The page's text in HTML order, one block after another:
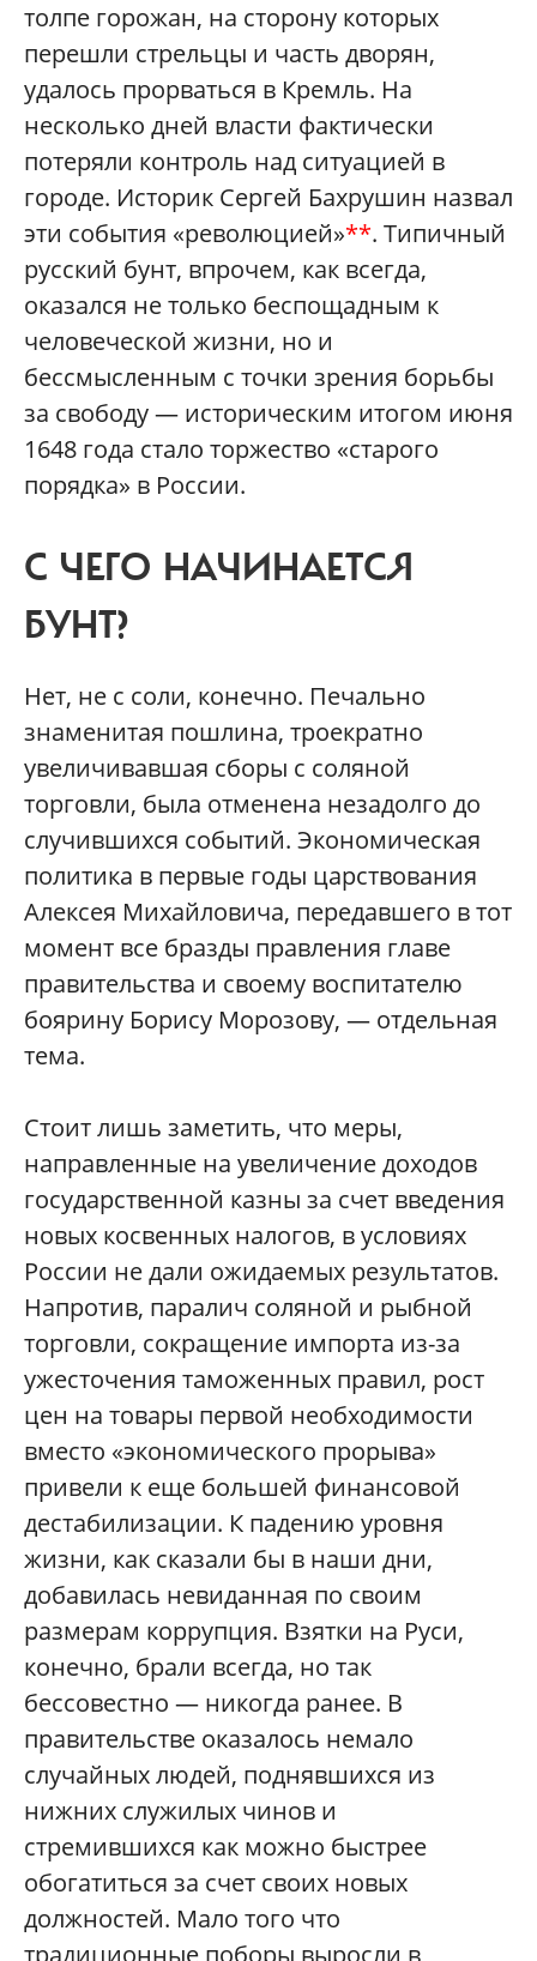
толпе горожан, на сторону которых
перешли стрельцы и часть дворян,
удалось прорваться в Кремль. На
несколько дней власти фактически
потеряли контроль над ситуацией в
городе. Историк Сергей Бахрушин назвал
эти события «революцией»**. Типичный
русский бунт, впрочем, как всегда,
оказался не только беспощадным к
человеческой жизни, но и
бессмысленным с точки зрения борьбы
за свободу — историческим итогом июня
1648 года стало торжество «старого
порядка» в России.
С ЧЕГО НАЧИНАЕТСЯ
БУНТ?
Нет, не с соли, конечно. Печально
знаменитая пошлина, троекратно
увеличивавшая сборы с соляной
торговли, была отменена незадолго до
случившихся событий. Экономическая
политика в первые годы царствования
Алексея Михайловича, передавшего в тот
момент все бразды правления главе
правительства и своему воспитателю
боярину Борису Морозову, — отдельная
тема.
Стоит лишь заметить, что меры,
направленные на увеличение доходов
государственной казны за счет введения
новых косвенных налогов, в условиях
России не дали ожидаемых результатов.
Напротив, паралич соляной и рыбной
торговли, сокращение импорта из-за
ужесточения таможенных правил, рост
цен на товары первой необходимости
вместо «экономического прорыва»
привели к еще большей финансовой
дестабилизации. К падению уровня
жизни, как сказали бы в наши дни,
добавилась невиданная по своим
размерам коррупция. Взятки на Руси,
конечно, брали всегда, но так
бессовестно — никогда ранее. В
правительстве оказалось немало
случайных людей, поднявшихся из
нижних служилых чинов и
стремившихся как можно быстрее
обогатиться за счет своих новых
должностей. Мало того что